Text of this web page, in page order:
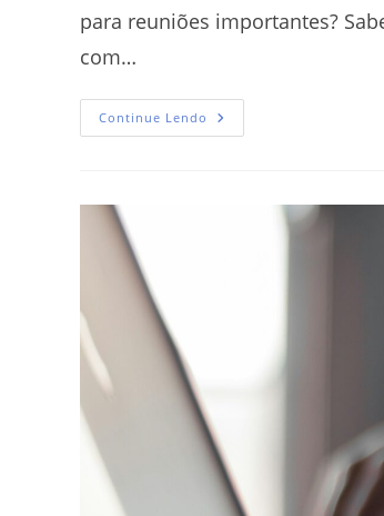
para reuniões importantes?
com…
Continue Lendo